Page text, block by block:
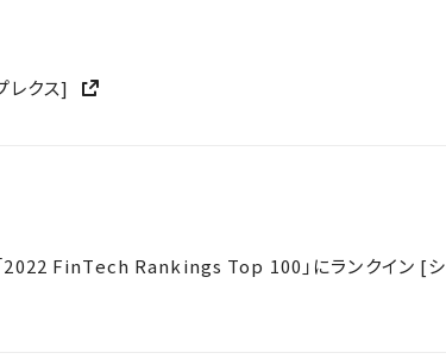
レクス]
2022 FinTech Rankings Top 100」にランクイン [シ